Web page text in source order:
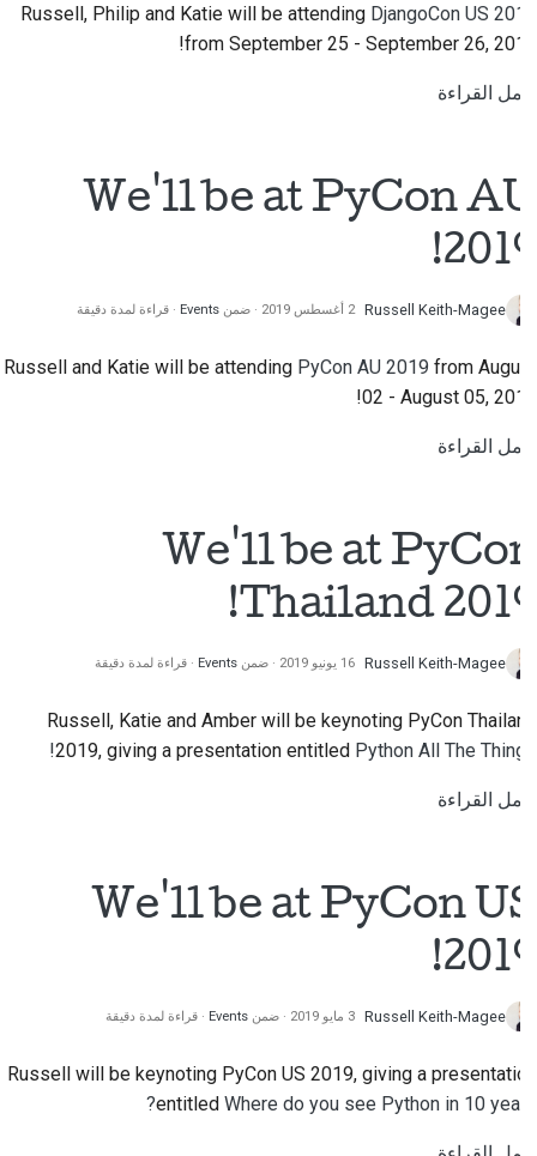
Russell, Philip and Katie will be attending DjangoCon US 2019
from September 25 - September 26, 2019!
أكمل القراءة
We'll be at PyCon AU
2019!
Russell Keith-Magee 2 أغسطس 2019 ضمن Events قراءة لمدة دقيقة
Russell and Katie will be attending PyCon AU 2019 from August
02 - August 05, 2019!
أكمل القراءة
We'll be at PyCon
Thailand 2019!
Russell Keith-Magee 16 يونيو 2019 ضمن Events قراءة لمدة دقيقة
Russell, Katie and Amber will be keynoting PyCon Thailand
2019, giving a presentation entitled Python All The Things!
أكمل القراءة
We'll be at PyCon US
2019!
Russell Keith-Magee 3 مايو 2019 ضمن Events قراءة لمدة دقيقة
Russell will be keynoting PyCon US 2019, giving a presentation
entitled Where do you see Python in 10 years?